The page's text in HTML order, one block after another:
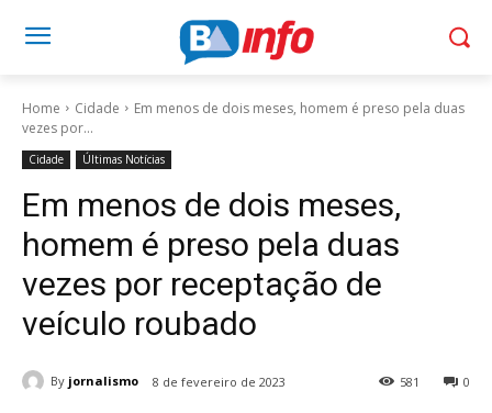
Home Cidade
Em menos de dois meses, homem é preso pela duas
vezes por...
Cidade Últimas Notícias
Em menos de dois meses,
homem é preso pela duas
vezes por receptação de
veículo roubado
By jornalismo 8 de fevereiro de 2023 0
581